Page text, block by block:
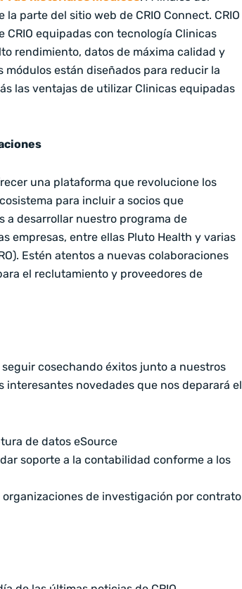
parte del sitio web de CRIO Connect. CRIO
equipadas con tecnología Clinicas
rendimiento, datos de máxima calidad y
están diseñados para reducir la
las ventajas de utilizar Clinicas equipadas
una plataforma que revolucione los
para incluir a socios que
a desarrollar nuestro programa de
empresas, entre ellas Pluto Health y varias
Estén atentos a nuevas colaboraciones
el reclutamiento y proveedores de
cosechando éxitos junto a nuestros
interesantes novedades que nos deparará el
de datos eSource
soporte a la contabilidad conforme a los
de investigación por contrato